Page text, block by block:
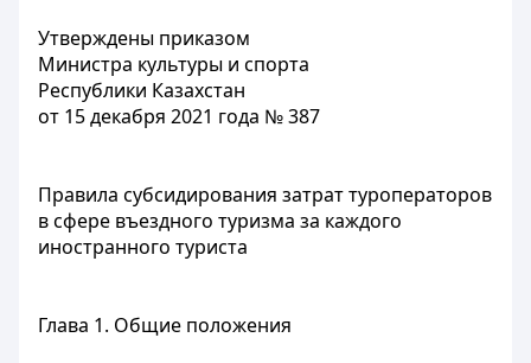
Утверждены приказом
Министра культуры и спорта
Республики Казахстан
от 15 декабря 2021 года № 387
Правила субсидирования затрат туроператоров
в сфере въездного туризма за каждого
иностранного туриста
Глава 1. Общие положения